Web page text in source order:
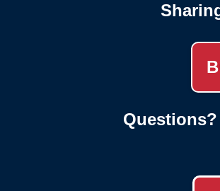
Questions?